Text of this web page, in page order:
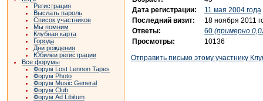
Регистрация
Выслать пароль
Список участников
Мы помним
Клубная карта
Города
Дни рождения
Юбилеи регистрации
Все форумы
Форум Lost Lennon Tapes
Форум Photo
Форум Music General
Форум Club
Форум Ad Libitum
Дата регистрации:
11 мая 2004 года
Последний визит:
18 ноября 2011
Ответы:
60 (примерно
Просмотры:
10136
Отправить письмо этому участнику